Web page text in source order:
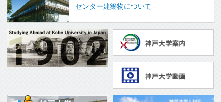
センター建築物について